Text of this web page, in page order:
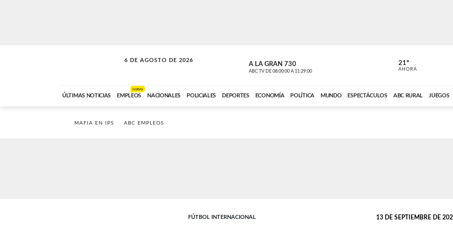
6 DE AGOSTO DE 2026
LA INCONDICIONAL A LA GRAN 730
ABC TV DE 08:00:00 A 11:29:00 ABC CARDINAL
21º
AHORA
ÚLTIMAS NOTICIAS EMPLEOS
NUEVO
NACIONALES POLICIALES DEPORTES ECONOMÍA POLÍTICA MUNDO ESPECTÁCULOS ABC RURAL JUEGOS
MAFIA EN IPS ABC EMPLEOS
FÚTBOL INTERNACIONAL 13 DE SEPTIEMBRE DE